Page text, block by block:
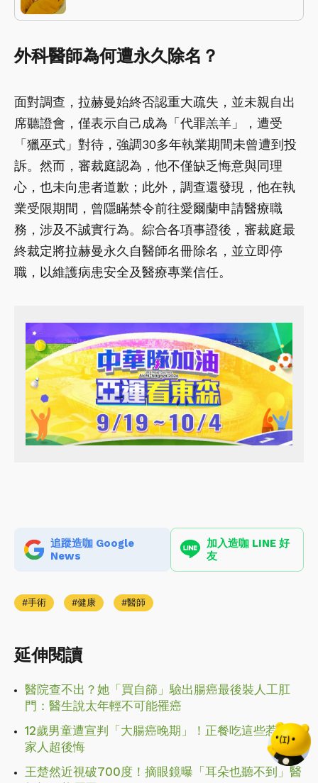
外科醫師為何遭永久除名？
面對調查，拉赫曼始終否認重大疏失，並未親自出
席聽證會，僅表示自己成為「代罪羔羊」，遭受
「獵巫式」對待，強調30多年執業期間未曾遭到投
訴。然而，審裁庭認為，他不僅缺乏悔意與同理
心，也未向患者道歉；此外，調查還發現，他在執
業受限期間，曾隱瞞禁令前往愛爾蘭申請醫療職
務，涉及不誠實行為。綜合各項事證後，審裁庭最
終裁定將拉赫曼永久自醫師名冊除名，並立即停
職，以維護病患安全及醫療專業信任。
追蹤造咖 Google
News
加入造咖 LINE 好
友
手術 健康 醫師
延伸閱讀
醫院查不出？她「買自篩」驗出腸癌最後裝人工肛
門：醫生說太年輕不可能罹癌
12歲男童遭宣判「大腸癌晚期」！正餐吃這些惹禍：
家人超後悔
王楚然近視破700度！摘眼鏡曝「耳朵也聽不到」醫